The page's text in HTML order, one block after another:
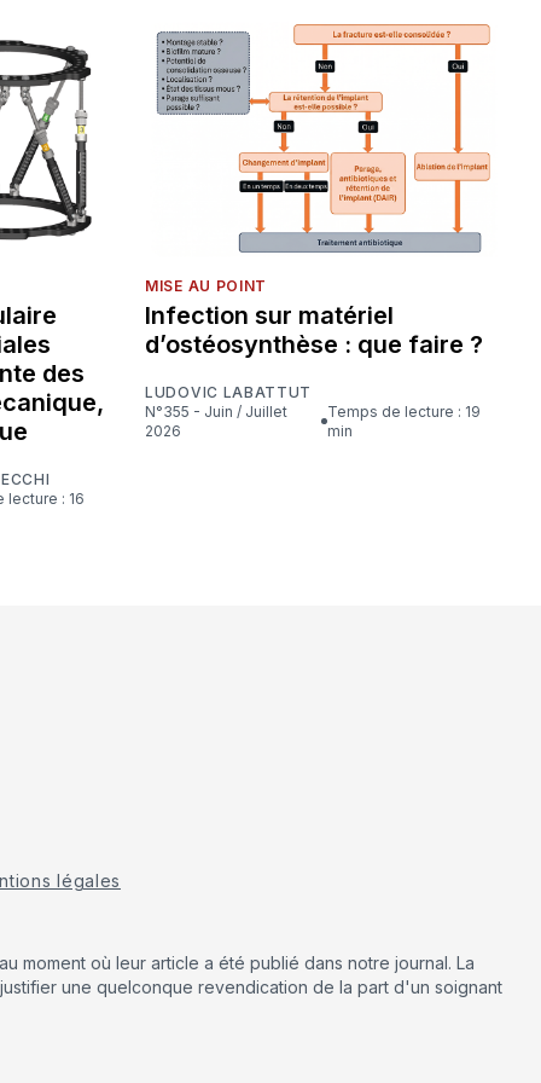
des
MISE AU POINT
Infection sur matériel
d’ostéosynthèse : que faire ?
LUDOVIC LABATTUT
N°355 - Juin / Juillet
2026
Temps de lecture : 19
min
légales
moment où leur article a été publié dans notre journal. La
une quelconque revendication de la part d'un soignant